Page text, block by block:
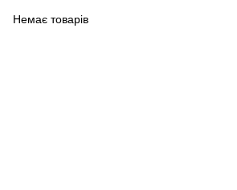
Немає товарів